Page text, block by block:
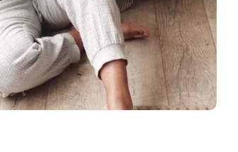
wunderschönen See. Viele Hunde lieben es am